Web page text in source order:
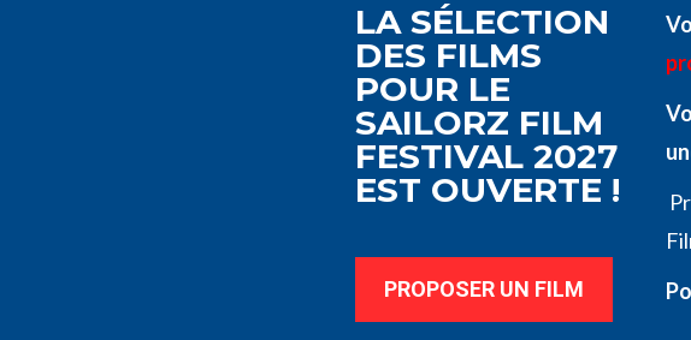
LA SÉLECTION
DES FILMS
POUR LE
SAILORZ FILM
FESTIVAL 2027
EST OUVERTE !
PROPOSER UN FILM